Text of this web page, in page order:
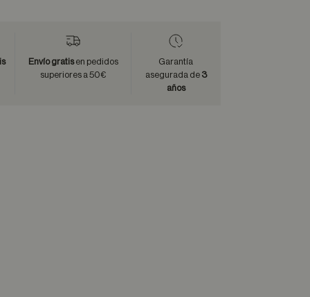
Envío gratisen pedidos
superiores a 50€
Garantía
asegurada de 3
años